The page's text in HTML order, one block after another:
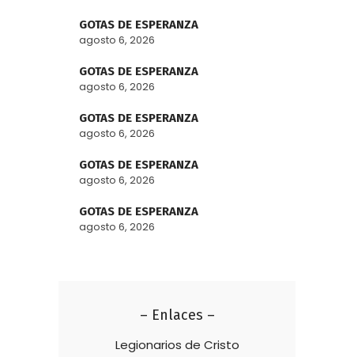
GOTAS DE ESPERANZA
agosto 6, 2026
GOTAS DE ESPERANZA
agosto 6, 2026
GOTAS DE ESPERANZA
agosto 6, 2026
GOTAS DE ESPERANZA
agosto 6, 2026
GOTAS DE ESPERANZA
agosto 6, 2026
– Enlaces –
Legionarios de Cristo